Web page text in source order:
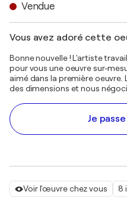
Voir l'œuvre chez vous 8
Vendue
Vous avez adoré cette
Bonne nouvelle ! L'artiste
pour vous une oeuvre sur-
aimé dans la première
des dimensions et nous
Je